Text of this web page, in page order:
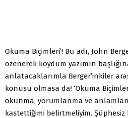
Okuma Biçimleri’! Bu adı, John
özenerek koydum yazımın
anlatacaklarımla Berger’inkiler
konusu olmasa da! ‘Okuma
okunma, yorumlanma ve
kastettiğimi belirtmeliyim.